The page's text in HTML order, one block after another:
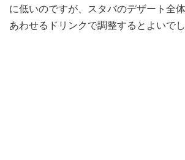
に低いのですが、スタバのデザート全
あわせるドリンクで調整するとよいでし